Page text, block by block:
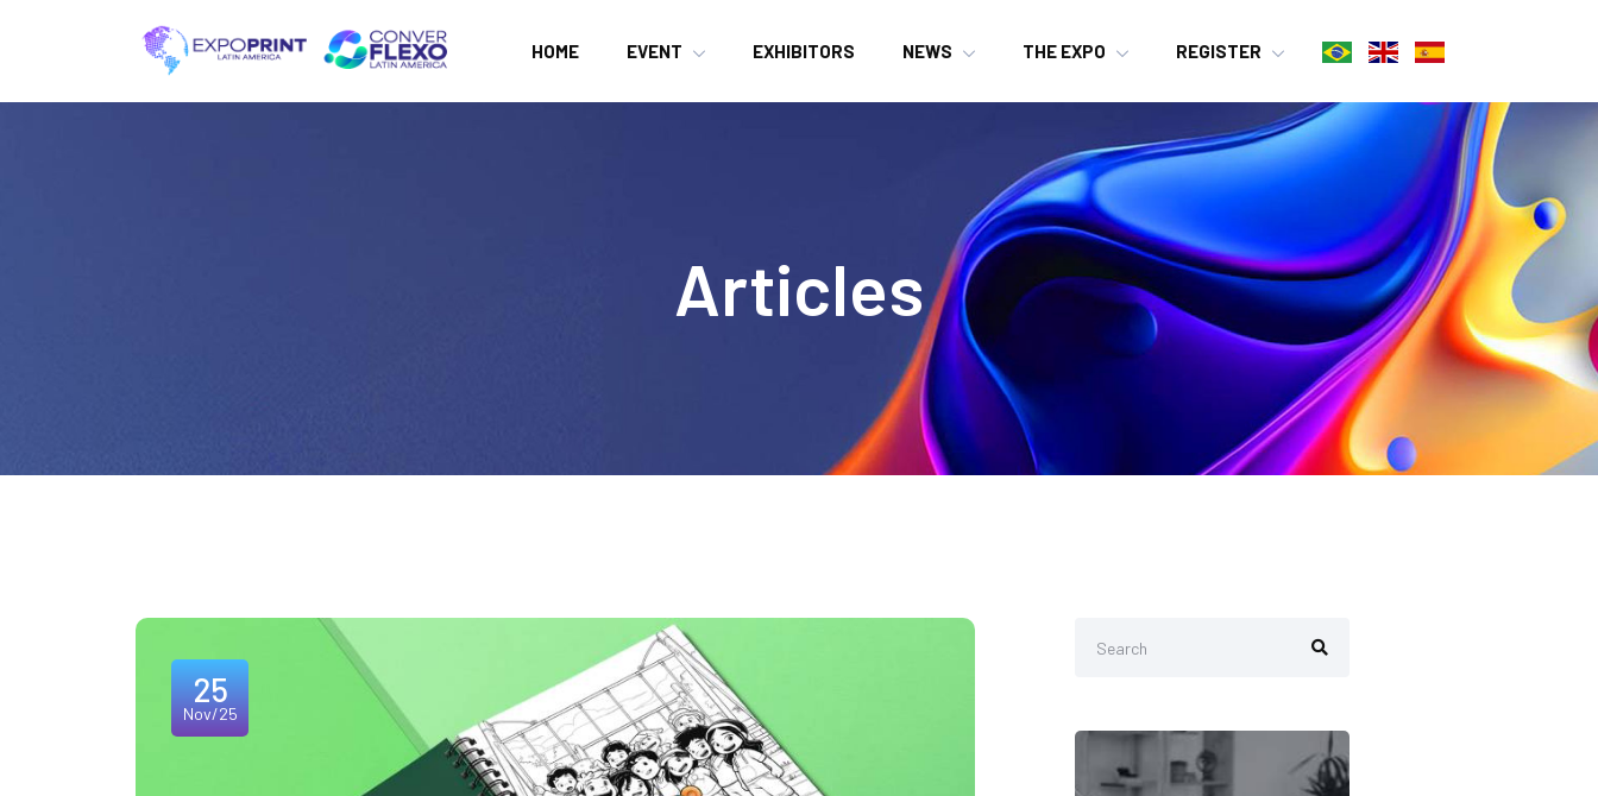
HOME EVENT EXHIBITORS NEWS THE EXPO REGISTER
Articles
25
Nov/25